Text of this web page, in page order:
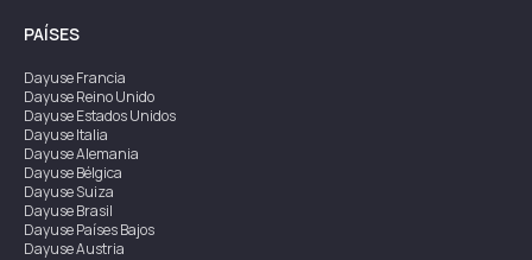
PAÍSES
DayuseFrancia
DayuseReino Unido
DayuseEstados Unidos
DayuseItalia
DayuseAlemania
DayuseBélgica
DayuseSuiza
DayuseBrasil
DayusePaíses Bajos
DayuseAustria